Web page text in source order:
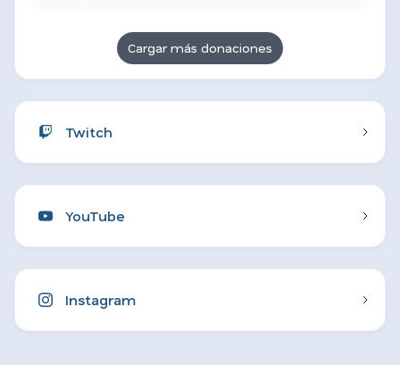
Cargar más donaciones
Twitch
YouTube
Instagram